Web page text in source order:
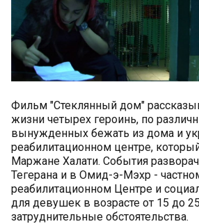
Фильм "Стеклянный дом"
жизни четырех героинь, по
вынужденных бежать из дома и
реабилитационном центре,
Маржане Халати. События
Тегерана и в Омид-э-Мэхр -
реабилитационном Центре и
для девушек в возрасте от 15 до
затруднительные обстоятельства.